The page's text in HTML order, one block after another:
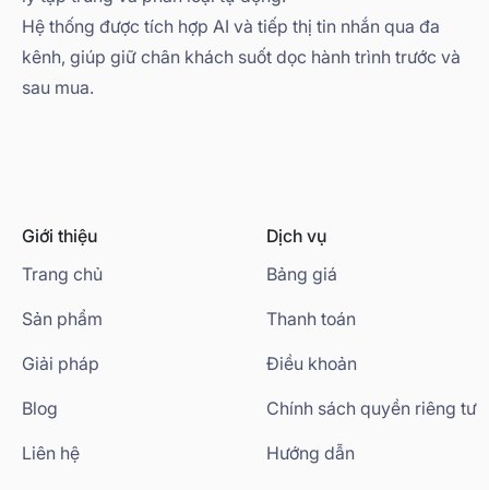
Hệ thống được tích hợp AI và tiếp thị tin nhắn qua đa
kênh, giúp giữ chân khách suốt dọc hành trình trước và
sau mua.
Giới thiệu
Trang chủ
Sản phẩm
Giải pháp
Blog
Liên hệ
Dịch vụ
Bảng giá
Thanh toán
Điều khoản
Chính sách quyền riêng tư
Hướng dẫn